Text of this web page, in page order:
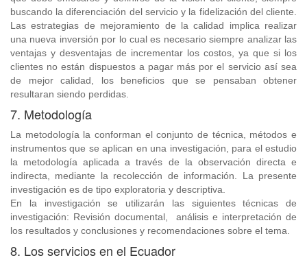
buscando la diferenciación del servicio y la fidelización del cliente.
Las estrategias de mejoramiento de la calidad implica realizar
una nueva inversión por lo cual es necesario siempre analizar las
ventajas y desventajas de incrementar los costos, ya que si los
clientes no están dispuestos a pagar más por el servicio así sea
de mejor calidad, los beneficios que se pensaban obtener
resultaran siendo perdidas.
7. Metodología
La metodología la conforman el conjunto de técnica, métodos e
instrumentos que se aplican en una investigación, para el estudio
la metodología aplicada a través de la observación directa e
indirecta, mediante la recolección de información. La presente
investigación es de tipo exploratoria y descriptiva.
En la investigación se utilizarán las siguientes técnicas de
investigación: Revisión documental, análisis e interpretación de
los resultados y conclusiones y recomendaciones sobre el tema.
8. Los servicios en el Ecuador